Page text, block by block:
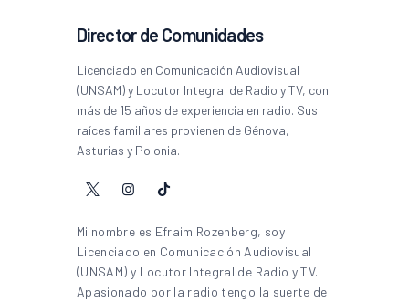
Director de Comunidades
Licenciado en Comunicación Audiovisual
(UNSAM) y Locutor Integral de Radio y TV, con
más de 15 años de experiencia en radio. Sus
raíces familiares provienen de Génova,
Asturias y Polonia.
Mi nombre es Efraim Rozenberg, soy
Licenciado en Comunicación Audiovisual
(UNSAM) y Locutor Integral de Radio y TV.
Apasionado por la radio tengo la suerte de